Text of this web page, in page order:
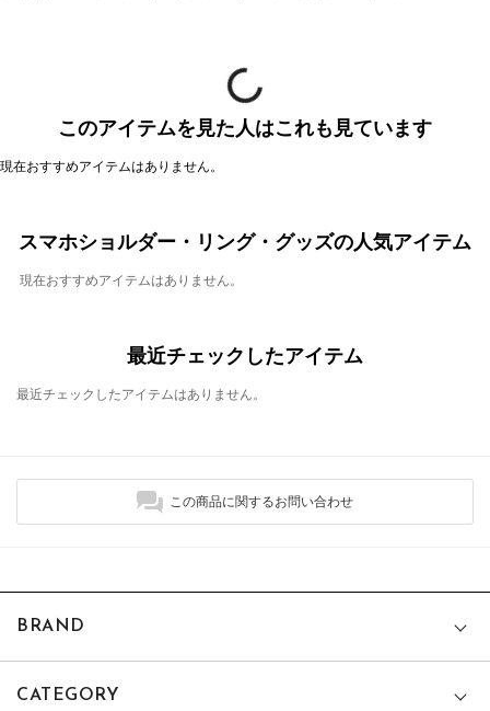
このアイテムを見た人はこれも見ています
現在おすすめアイテムはありません。
スマホショルダー・リング・グッズの人気アイテム
現在おすすめアイテムはありません。
最近チェックしたアイテム
最近チェックしたアイテムはありません。
この商品に関するお問い合わせ
BRAND
CATEGORY